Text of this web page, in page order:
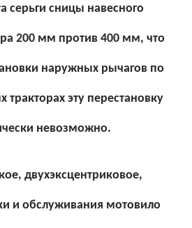
серьги сницы навесного
200 мм против 400 мм, что
наружных рычагов по
эту перестановку
невозможно.
двухэксцентриковое,
и обслуживания мотовило